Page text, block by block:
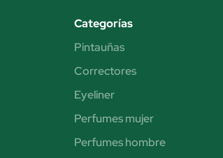
Categorías
Pintauñas
Correctores
Eyeliner
Perfumes mujer
Perfumes hombre